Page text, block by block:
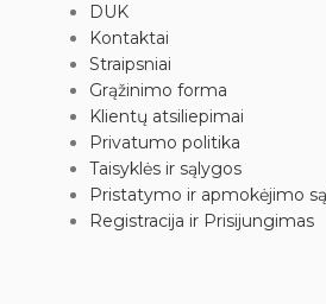
DUK
Kontaktai
Straipsniai
Grąžinimo forma
Klientų atsiliepimai
Privatumo politika
Taisyklės ir sąlygos
Pristatymo ir apmokėjimo
Registracija ir Prisijungimas